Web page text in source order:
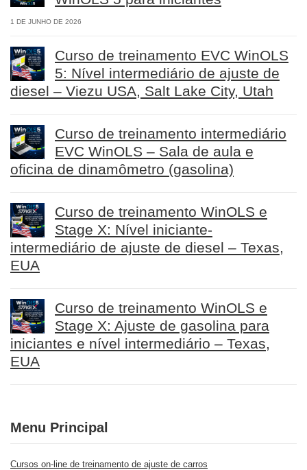
1 DE JUNHO DE 2026
Curso de treinamento EVC WinOLS
5: Nível intermediário de ajuste de
diesel – Viezu USA, Salt Lake City, Utah
Curso de treinamento intermediário
EVC WinOLS – Sala de aula e
oficina de dinamômetro (gasolina)
Curso de treinamento WinOLS e
Stage X: Nível iniciante-
intermediário de ajuste de diesel – Texas,
EUA
Curso de treinamento WinOLS e
Stage X: Ajuste de gasolina para
iniciantes e nível intermediário – Texas,
EUA
Menu Principal
Cursos on-line de treinamento de ajuste de carros